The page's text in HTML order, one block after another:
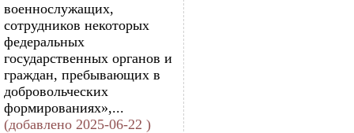
военнослужащих,
сотрудников некоторых
федеральных
государственных органов и
граждан, пребывающих в
добровольческих
формированиях»,...
(добавлено 2025-06-22 )